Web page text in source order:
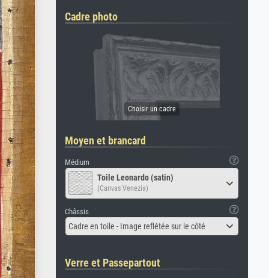
Cadre photo
Moyen et brancard
Médium
Toile Leonardo (satin)
(Canvas Venezia)
Châssis
Cadre en toile - Image reflétée sur le côté
Verre et Passepartout